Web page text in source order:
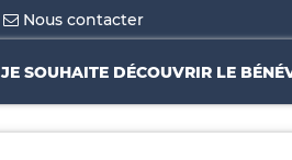
Nous contacter
JE SOUHAITE DÉCOUVRIR LE